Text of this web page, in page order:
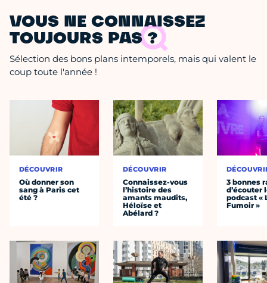
VOUS NE CONNAISSEZ
TOUJOURS PAS ?
Sélection des bons plans intemporels, mais qui valent le
coup toute l'année !
DÉCOUVRIR
Où donner son
sang à Paris cet
été ?
DÉCOUVRIR
Connaissez-vous
l’histoire des
amants maudits,
Héloïse et
Abélard ?
3 bonnes
d’écouter
podcast «
Fumoir »